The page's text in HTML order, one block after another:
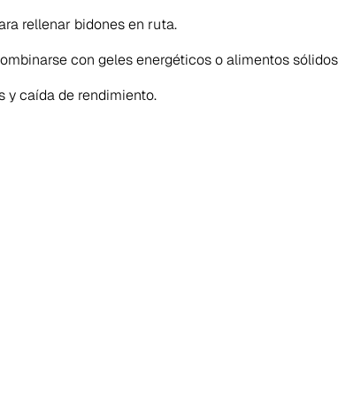
rellenar bidones en ruta.
con geles energéticos o alimentos
y caída de rendimiento.